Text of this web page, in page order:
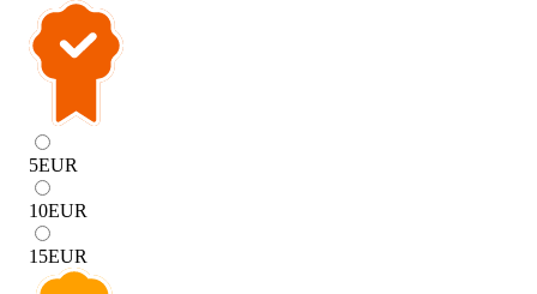
5EUR
10EUR
15EUR